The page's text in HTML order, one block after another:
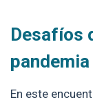
Desafíos
pandemia
En este